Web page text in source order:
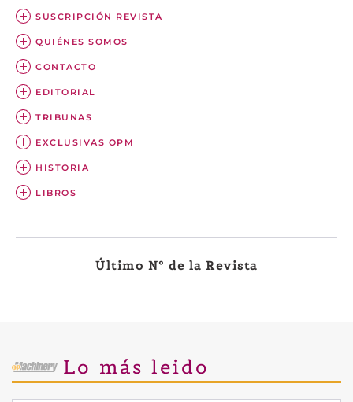
SUSCRIPCIÓN REVISTA
QUIÉNES SOMOS
CONTACTO
EDITORIAL
TRIBUNAS
EXCLUSIVAS OPM
HISTORIA
LIBROS
Último Nº de la Revista
Lo más leido